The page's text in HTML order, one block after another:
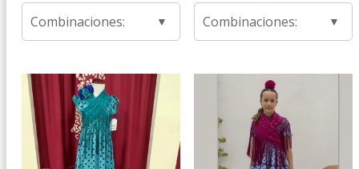
Combinaciones: Combinaciones: